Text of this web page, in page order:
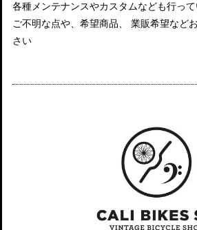
各種メンテナンスやカスタムなども行っ
ご不明な点や、希望商品、 業販希望など
さい